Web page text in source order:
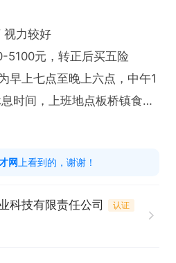
视力较好
5100元，转正后买五险
早上七点至晚上六点，中午1
时间，上班地点板桥镇食品
网 上看到的，谢谢！
科技有限责任公司 认证